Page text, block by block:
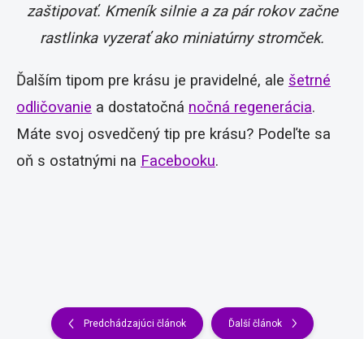
zaštipovať. Kmeník silnie a za pár rokov začne
rastlinka vyzerať ako miniatúrny stromček.
Ďalším tipom pre krásu je pravidelné, ale šetrné
odličovanie a dostatočná nočná regenerácia.
Máte svoj osvedčený tip pre krásu? Podeľte sa
oň s ostatnými na Facebooku.
Predchádzajúci článok Ďalší článok